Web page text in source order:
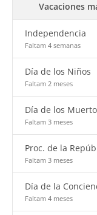
Vacaciones
Independencia
Faltam 4 semanas
Día de los Niños
Faltam 2 meses
Día de los
Faltam 3 meses
Proc. de la
Faltam 3 meses
Día de la
Faltam 4 meses